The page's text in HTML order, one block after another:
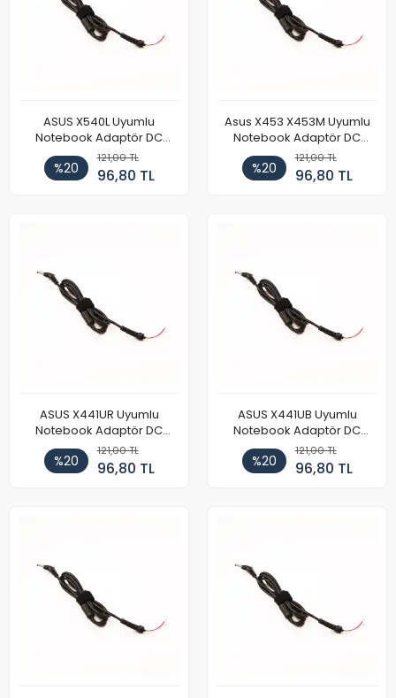
ASUS X540L Uyumlu
Notebook Adaptör DC
Power Kablosu
%20
121,00 TL
96,80 TL
Asus X453 X453M Uyumlu
Notebook Adaptör DC
Power Kablosu
%20
121,00 TL
96,80 TL
ASUS X441UR Uyumlu
Notebook Adaptör DC
Power Kablosu
%20
121,00 TL
96,80 TL
ASUS X441UB Uyumlu
Notebook Adaptör DC
Power Kablosu
%20
121,00 TL
96,80 TL